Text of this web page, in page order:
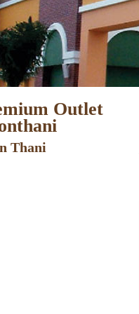
Outlet
Thani